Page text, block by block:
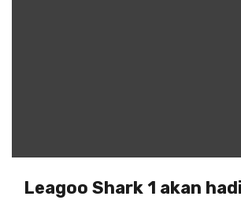
Leagoo Shark 1 akan